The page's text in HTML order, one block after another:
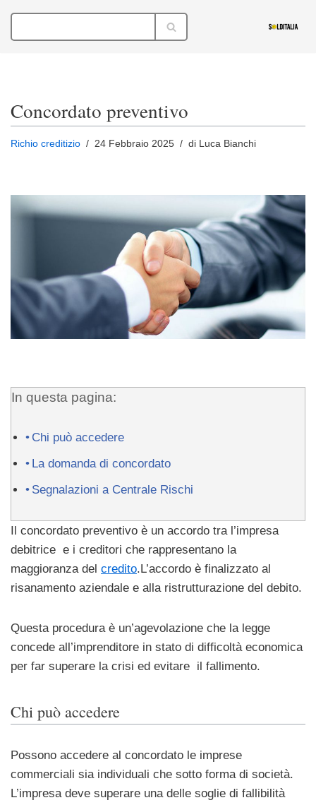
Vai
Concordato preventivo
Richio creditizio 24 Febbraio 2025 di Luca Bianchi
In questa pagina:
Chi può accedere
La domanda di concordato
Segnalazioni a Centrale Rischi
Il concordato preventivo è un accordo tra l’impresa
debitrice e i creditori che rappresentano la
maggioranza del credito.L’accordo è finalizzato al
risanamento aziendale e alla ristrutturazione del debito.
Questa procedura è un’agevolazione che la legge
concede all’imprenditore in stato di difficoltà economica
per far superare la crisi ed evitare il fallimento.
Chi può accedere
Possono accedere al concordato le imprese
commerciali sia individuali che sotto forma di società.
L’impresa deve superare una delle soglie di fallibilità